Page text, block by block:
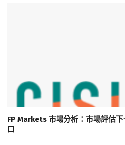
FP Markets 市場分析：市場評估
口